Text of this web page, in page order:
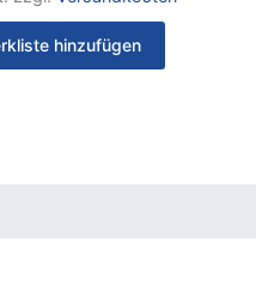
hinzufügen